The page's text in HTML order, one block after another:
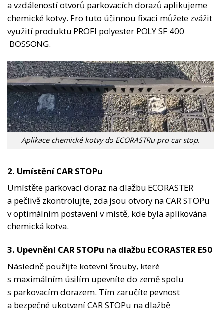
a vzdáleností otvorů parkovacích dorazů aplikujeme
chemické kotvy. Pro tuto účinnou fixaci můžete zvážit
využití produktu PROFI polyester POLY SF 400
BOSSONG.
Aplikace chemické kotvy do ECORASTRu pro car stop.
2. Umístění CAR STOPu
Umístěte parkovací doraz na dlažbu ECORASTER
a pečlivě zkontrolujte, zda jsou otvory na CAR STOPu
v optimálním postavení v místě, kde byla aplikována
chemická kotva.
3. Upevnění CAR STOPu na dlažbu ECORASTER E50
Následně použijte kotevní šrouby, které
s maximálním úsilím upevníte do země spolu
s parkovacím dorazem. Tím zaručíte pevnost
a bezpečné ukotvení CAR STOPu na dlažbě